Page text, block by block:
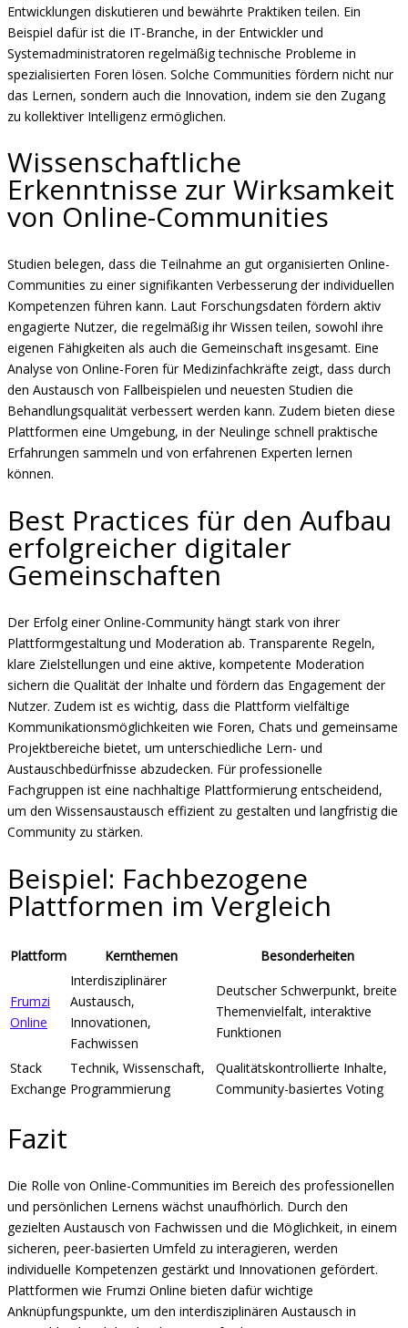
Entwicklungen diskutieren und bewährte Praktiken teilen. Ein
Beispiel dafür ist die IT-Branche, in der Entwickler und
Systemadministratoren regelmäßig technische Probleme in
spezialisierten Foren lösen. Solche Communities fördern nicht nur
das Lernen, sondern auch die Innovation, indem sie den Zugang
zu kollektiver Intelligenz ermöglichen.
Wissenschaftliche
Erkenntnisse zur Wirksamkeit
von Online-Communities
Studien belegen, dass die Teilnahme an gut organisierten Online-
Communities zu einer signifikanten Verbesserung der individuellen
Kompetenzen führen kann. Laut Forschungsdaten fördern aktiv
engagierte Nutzer, die regelmäßig ihr Wissen teilen, sowohl ihre
eigenen Fähigkeiten als auch die Gemeinschaft insgesamt. Eine
Analyse von Online-Foren für Medizinfachkräfte zeigt, dass durch
den Austausch von Fallbeispielen und neuesten Studien die
Behandlungsqualität verbessert werden kann. Zudem bieten diese
Plattformen eine Umgebung, in der Neulinge schnell praktische
Erfahrungen sammeln und von erfahrenen Experten lernen
können.
Best Practices für den Aufbau
erfolgreicher digitaler
Gemeinschaften
Der Erfolg einer Online-Community hängt stark von ihrer
Plattformgestaltung und Moderation ab. Transparente Regeln,
klare Zielstellungen und eine aktive, kompetente Moderation
sichern die Qualität der Inhalte und fördern das Engagement der
Nutzer. Zudem ist es wichtig, dass die Plattform vielfältige
Kommunikationsmöglichkeiten wie Foren, Chats und gemeinsame
Projektbereiche bietet, um unterschiedliche Lern- und
Austauschbedürfnisse abzudecken. Für professionelle
Fachgruppen ist eine nachhaltige Plattformierung entscheidend,
um den Wissensaustausch effizient zu gestalten und langfristig die
Community zu stärken.
Beispiel: Fachbezogene
Plattformen im Vergleich
Plattform Kernthemen Besonderheiten
Frumzi
Online
Interdisziplinärer
Austausch,
Innovationen,
Fachwissen
Deutscher Schwerpunkt, breite
Themenvielfalt, interaktive
Funktionen
Stack
Exchange
Technik, Wissenschaft,
Programmierung
Qualitätskontrollierte Inhalte,
Community-basiertes Voting
Fazit
Die Rolle von Online-Communities im Bereich des professionellen
und persönlichen Lernens wächst unaufhörlich. Durch den
gezielten Austausch von Fachwissen und die Möglichkeit, in einem
sicheren, peer-basierten Umfeld zu interagieren, werden
individuelle Kompetenzen gestärkt und Innovationen gefördert.
Plattformen wie Frumzi Online bieten dafür wichtige
Anknüpfungspunkte, um den interdisziplinären Austausch in